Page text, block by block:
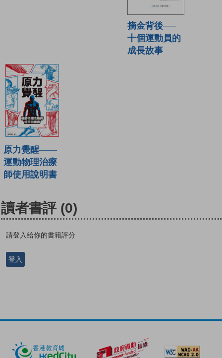
摘金背後──
十個運動員的
成長故事
原力覺醒——
運動物理治療
師使用說明書
讀者書評 (0)
請登入給你的書籍評分
登入